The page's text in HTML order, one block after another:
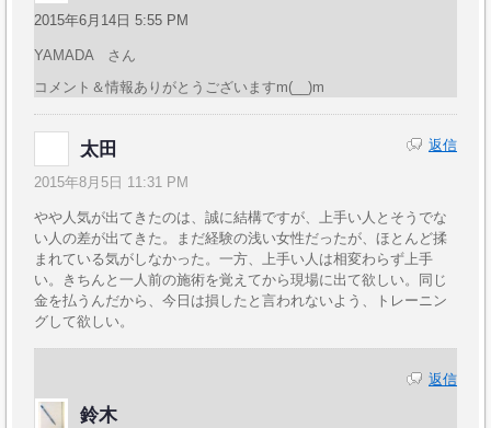
2015年6月14日 5:55 PM
YAMADA さん
コメント＆情報ありがとうございますm(__)m
太田
2015年8月5日 11:31 PM
やや人気が出てきたのは、誠に結構ですが、上手い人とそうでな
い人の差が出てきた。まだ経験の浅い女性だったが、ほとんど揉
まれている気がしなかった。一方、上手い人は相変わらず上手
い。きちんと一人前の施術を覚えてから現場に出て欲しい。同じ
金を払うんだから、今日は損したと言われないよう、トレーニン
グして欲しい。
返信
鈴木
返信